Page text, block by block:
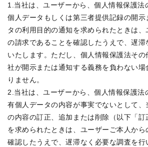
1.当社は、ユーザーから、個人情報保護法
個人データもしくは第三者提供記録の開示
タの利用目的の通知を求められたときは、
の請求であることを確認したうえで、遅滞
いたします。ただし、個人情報保護法その
社が開示または通知する義務を負わない場
りません。
2.当社は、ユーザーから、個人情報保護法
有個人データの内容が事実でないとして、
の内容の訂正、追加または削除（以下「訂
を求められたときは、ユーザーご本人か
確認したうえで、遅滞なく必要な調査を